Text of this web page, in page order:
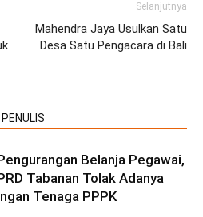
Selanjutnya
Mahendra Jaya Usulkan Satu
Desa Satu Pengacara di Bali
PENULIS
Belanja Pegawai,
Tabanan Tolak Adanya
Tenaga PPPK